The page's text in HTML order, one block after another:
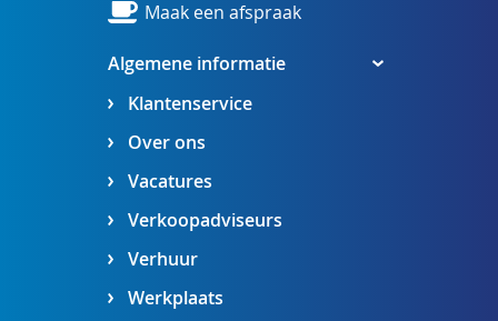
Algemene informatie
Klantenservice
Over ons
Vacatures
Verkoopadviseurs
Verhuur
Werkplaats
Maak een afspraak